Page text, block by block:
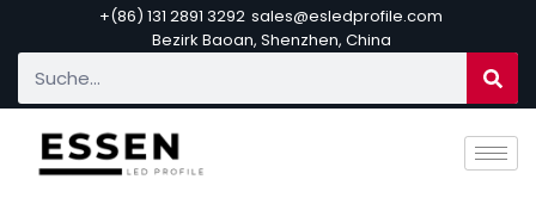
+(86) 131 2891 3292 sales@esledprofile.com
Bezirk Baoan, Shenzhen, China